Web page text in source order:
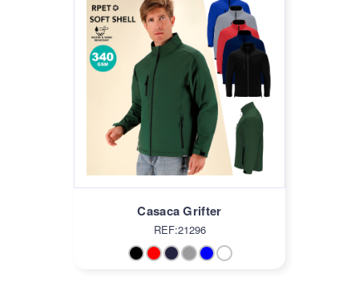
Casaca Grifter
REF:21296